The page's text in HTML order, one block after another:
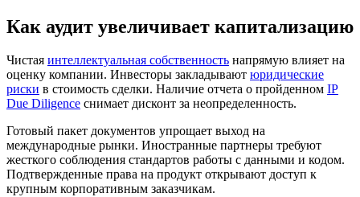
Как аудит увеличивает капитализацию
Чистая интеллектуальная собственность напрямую влияет на
оценку компании. Инвесторы закладывают юридические
риски в стоимость сделки. Наличие отчета о пройденном IP
Due Diligence снимает дисконт за неопределенность.
Готовый пакет документов упрощает выход на
международные рынки. Иностранные партнеры требуют
жесткого соблюдения стандартов работы с данными и кодом.
Подтвержденные права на продукт открывают доступ к
крупным корпоративным заказчикам.